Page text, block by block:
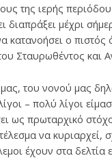
της ιερής
διαπράξει μέχρι
ο πιστός
Σταυρωθέντος και
του νονού μας
– πολύ λίγοι
ως πρωταρχικό
να
έχουν στα δελτία